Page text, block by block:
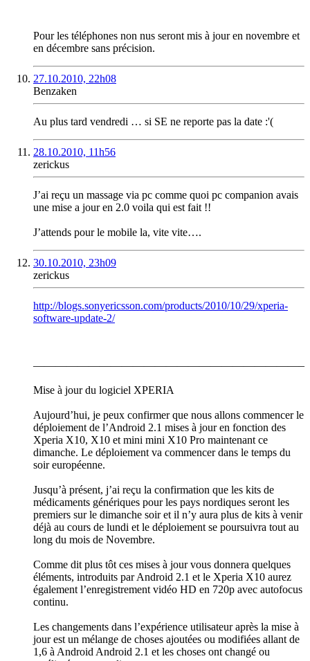
Pour les téléphones non nus seront mis à jour en novembre et
en décembre sans précision.
27.10.2010, 22h08
Benzaken
Au plus tard vendredi … si SE ne reporte pas la date :'(
28.10.2010, 11h56
zerickus
J’ai reçu un massage via pc comme quoi pc companion avais
une mise a jour en 2.0 voila qui est fait !!
J’attends pour le mobile la, vite vite….
30.10.2010, 23h09
zerickus
http://blogs.sonyericsson.com/products/2010/10/29/xperia-
software-update-2/
————————————————————————–
Mise à jour du logiciel XPERIA
Aujourd’hui, je peux confirmer que nous allons commencer le
déploiement de l’Android 2.1 mises à jour en fonction des
Xperia X10, X10 et mini mini X10 Pro maintenant ce
dimanche. Le déploiement va commencer dans le temps du
soir européenne.
Jusqu’à présent, j’ai reçu la confirmation que les kits de
médicaments génériques pour les pays nordiques seront les
premiers sur le dimanche soir et il n’y aura plus de kits à venir
déjà au cours de lundi et le déploiement se poursuivra tout au
long du mois de Novembre.
Comme dit plus tôt ces mises à jour vous donnera quelques
éléments, introduits par Android 2.1 et le Xperia X10 aurez
également l’enregistrement vidéo HD en 720p avec autofocus
continu.
Les changements dans l’expérience utilisateur après la mise à
jour est un mélange de choses ajoutées ou modifiées allant de
1,6 à Android Android 2.1 et les choses ont changé ou